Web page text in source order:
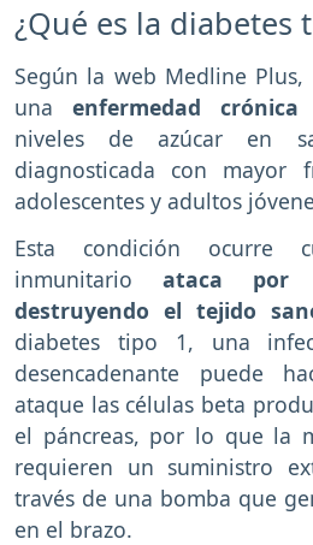
¿Qué es la diabetes
Según la web Medline
una enfermedad crónica
niveles de azúcar en
diagnosticada con mayor
adolescentes y adultos
Esta condición ocurre
inmunitario ataca por
destruyendo el tejido
diabetes tipo 1, una
desencadenante puede
ataque las células beta
el páncreas, por lo que la
requieren un suministro
través de una bomba que
en el brazo.